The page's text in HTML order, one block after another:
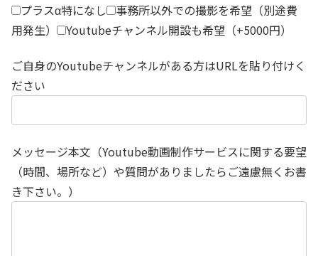
プラスα特になし
事務所以外での撮影を希望（別途費
用発生）
Youtubeチャンネル開設も希望（+5000円）
ご自身のYoutubeチャンネルがある方はURLを貼り付けく
ださい
メッセージ本文（Youtube動画制作サービスに関する要望
（時間、場所など）や質問がありましたらご遠慮無くお書
き下さい。）